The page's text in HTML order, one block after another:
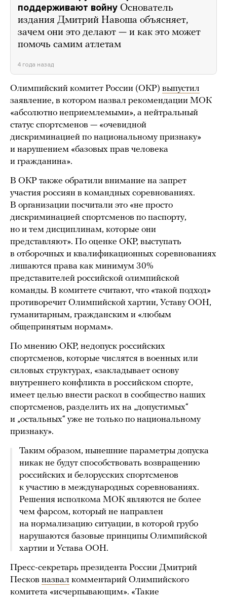
поддерживают войну Основатель
издания Дмитрий Навоша объясняет,
зачем они это делают — и как это может
помочь самим атлетам
4 года назад
Олимпийский комитет России (ОКР) выпустил
заявление, в котором назвал рекомендации МОК
«абсолютно неприемлемыми», а нейтральный
статус спортсменов — «очевидной
дискриминацией по национальному признаку»
и нарушением «базовых прав человека
и гражданина».
В ОКР также обратили внимание на запрет
участия россиян в командных соревнованиях.
В организации посчитали это «не просто
дискриминацией спортсменов по паспорту,
но и тем дисциплинам, которые они
представляют». По оценке ОКР, выступать
в отборочных и квалификационных соревнованиях
лишаются права как минимум 30%
представителей российской олимпийской
команды. В комитете считают, что «такой подход»
противоречит Олимпийской хартии, Уставу ООН,
гуманитарным, гражданским и «любым
общепринятым нормам».
По мнению ОКР, недопуск российских
спортсменов, которые числятся в военных или
силовых структурах, «закладывает основу
внутреннего конфликта в российском спорте,
имеет целью внести раскол в сообщество наших
спортсменов, разделить их на „допустимых“
и „остальных“ уже не только по национальному
признаку».
Таким образом, нынешние параметры допуска
никак не будут способствовать возвращению
российских и белорусских спортсменов
к участию в международных соревнованиях.
Решения исполкома МОК являются не более
чем фарсом, который не направлен
на нормализацию ситуации, в которой грубо
нарушаются базовые принципы Олимпийской
хартии и Устава ООН.
Пресс-секретарь президента России Дмитрий
Песков назвал комментарий Олимпийского
комитета «исчерпывающим». «Такие